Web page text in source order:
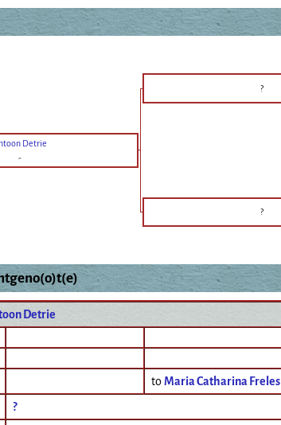
?
Detrie
-
?
Detrie
toMaria Catharina Freles
?